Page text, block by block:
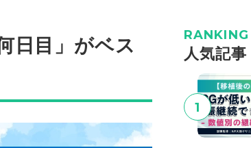
日目」がベス
RANKING
⼈気記事
1